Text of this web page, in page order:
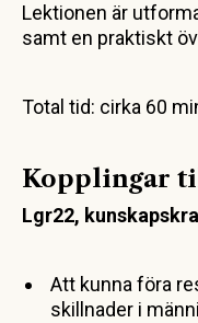
Lektionen är
samt en praktiskt
Total tid: cirka 60
Kopplingar
Lgr22,
Att kunna föra
skillnader i